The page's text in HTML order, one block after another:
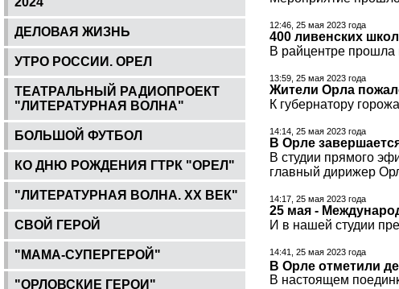
ДЕЛОВАЯ ЖИЗНЬ
УТРО РОССИИ. ОРЕЛ
ТЕАТРАЛЬНЫЙ РАДИОПРОЕКТ
"ЛИТЕРАТУРНАЯ ВОЛНА"
БОЛЬШОЙ ФУТБОЛ
КО ДНЮ РОЖДЕНИЯ ГТРК "ОРЕЛ"
"ЛИТЕРАТУРНАЯ ВОЛНА. ХХ ВЕК"
СВОЙ ГЕРОЙ
"МАМА-СУПЕРГЕРОЙ"
"ОРЛОВСКИЕ ГЕРОИ"
12:46, 25 мая 2023 года
400 ливенских
В райцентре
13:59, 25 мая 2023 года
Жители Орла
К губернатору
14:14, 25 мая 2023 года
В Орле
В студии прямого
главный дирижер
14:17, 25 мая 2023 года
25 мая -
И в нашей студии
14:41, 25 мая 2023 года
В Орле отметили
В настоящем